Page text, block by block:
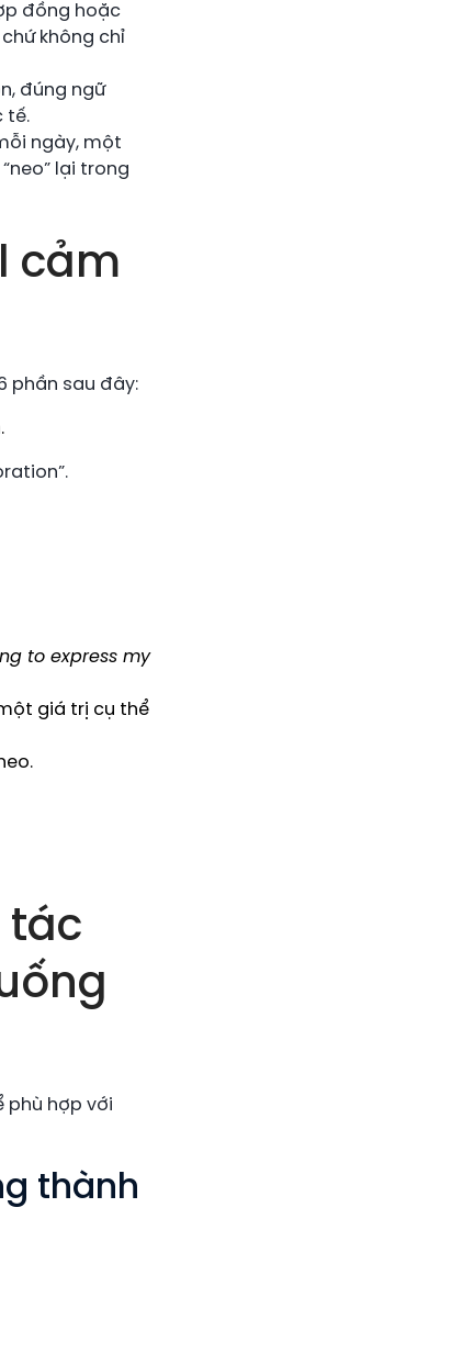
đồng hoặc
không chỉ
đúng ngữ
tế.
ngày, một
lại trong
cảm
phần sau đây:
to express my
giá trị cụ thể
tác
phù hợp với
thành